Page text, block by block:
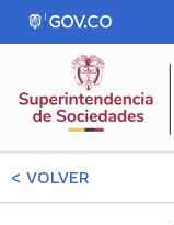
< VOLVER